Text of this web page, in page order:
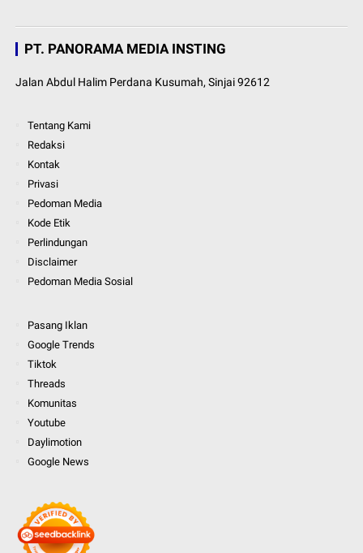
PT. PANORAMA MEDIA INSTING
Jalan Abdul Halim Perdana Kusumah, Sinjai 92612
Tentang Kami
Redaksi
Kontak
Privasi
Pedoman Media
Kode Etik
Perlindungan
Disclaimer
Pedoman Media Sosial
Pasang Iklan
Google Trends
Tiktok
Threads
Komunitas
Youtube
Daylimotion
Google News